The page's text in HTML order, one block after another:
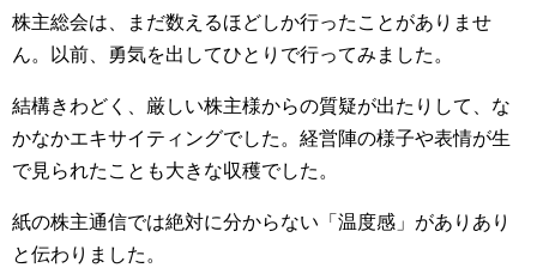
株主総会は、まだ数えるほどしか行ったことがありませ
ん。以前、勇気を出してひとりで行ってみました。
結構きわどく、厳しい株主様からの質疑が出たりして、な
かなかエキサイティングでした。経営陣の様子や表情が生
で見られたことも大きな収穫でした。
紙の株主通信では絶対に分からない「温度感」がありあり
と伝わりました。